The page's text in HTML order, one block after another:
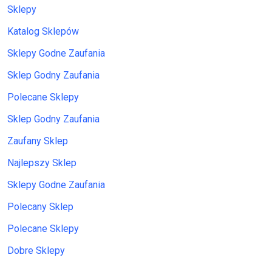
Sklepy
Katalog Sklepów
Sklepy Godne Zaufania
Sklep Godny Zaufania
Polecane Sklepy
Sklep Godny Zaufania
Zaufany Sklep
Najlepszy Sklep
Sklepy Godne Zaufania
Polecany Sklep
Polecane Sklepy
Dobre Sklepy